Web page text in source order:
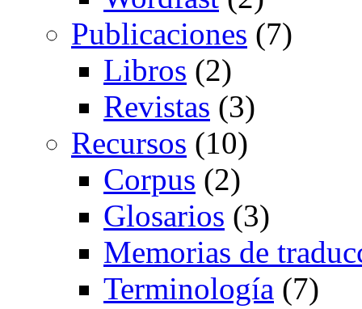
Publicaciones (7)
Libros (2)
Revistas (3)
Recursos (10)
Corpus (2)
Glosarios (3)
Memorias de
Terminología (7)